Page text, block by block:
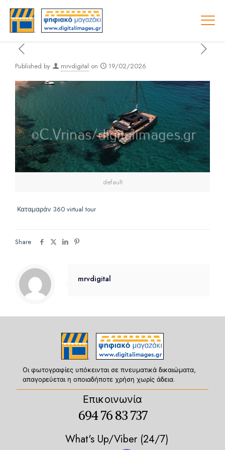
Published by mrvdigital on 19/02/2026
default
Καταμαράν 360 virtual tour
Share
mrvdigital
Οι φωτογραφίες υπόκεινται σε πνευματικά δικαιώματα,
απαγορεύεται η οποιαδήποτε χρήση χωρίς άδεια.
Επικοινωνία
694 76 83 737
What's Up/Viber (24/7)